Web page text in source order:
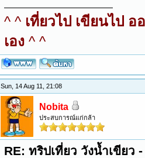
^ ^ เที่ยวไป เขียนไป
เอง ^ ^
Sun, 14 Aug 11, 21:08
Nobita
ประสบการณ์แก่กล้า
RE: ทริปเที่ยว วังน้ำเขียว